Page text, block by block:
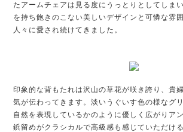
たアームチェアは見る度にうっとりとしてしま
を持ち飽きのこない美しいデザインと可憐な雰
人々に愛され続けてきました。
印象的な背もたれは沢山の草花が咲き誇り、貴
気が伝わってきます。淡いうぐいす色の様なグ
自然を表現しているかのように優しく広がりア
鋲留めがクラシカルで高級感も感じていただけ